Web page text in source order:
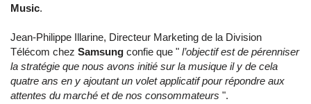
Music.
Jean-Philippe Illarine, Directeur Marketing de la Division
Télécom chez Samsung confie que " l’objectif est de pérenniser
la stratégie que nous avons initié sur la musique il y de cela
quatre ans en y ajoutant un volet applicatif pour répondre aux
attentes du marché et de nos consommateurs ".